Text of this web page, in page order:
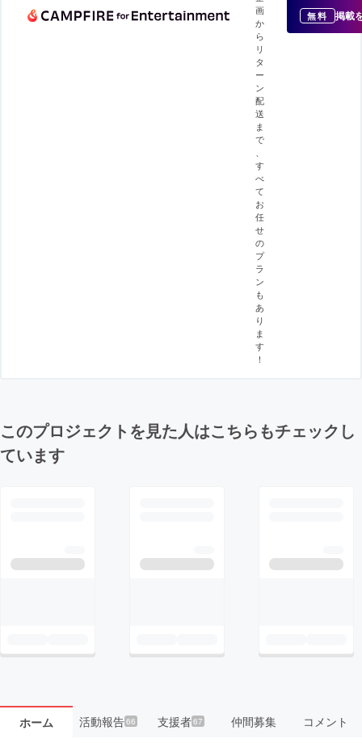
画
か
ら
リ
タ
ー
ン
配
送
ま
で
す
べ
て
お
任
せ
の
プ
ラ
ン
も
あ
り
ま
す
！
無料 掲載
このプロジェクトを見た人はこちらもチェックし
ています
ホーム 活動報告66 支援者67 仲間募集 コメント